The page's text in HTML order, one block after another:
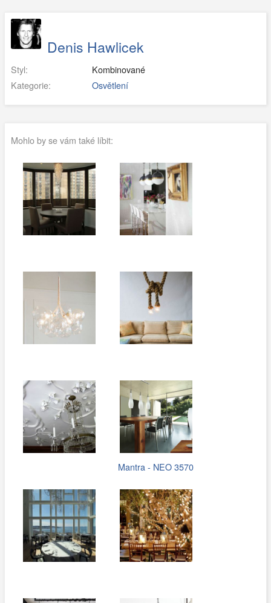
Denis Hawlicek
Styl:
Kombinované
Kategorie:
Osvětlení
Mohlo by se vám také líbit:
Mantra - NEO 3570